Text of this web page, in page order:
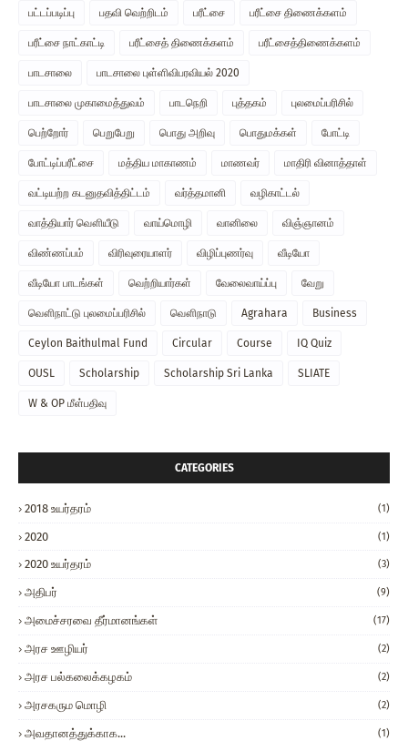
பட்டப்படிப்பு பதவி வெற்றிடம் பரீட்சை பரீட்சை திணைக்களம்
பரீட்சை நாட்காட்டி பரீட்சைத் திணைக்களம் பரீட்சைத்திணைக்களம்
பாடசாலை பாடசாலை புள்ளிவிபரவியல் 2020
பாடசாலை முகாமைத்துவம் பாடநெறி புத்தகம் புலமைப்பரிசில்
பெற்றோர் பெறுபேறு பொது அறிவு பொதுமக்கள் போட்டி
போட்டிப்பரீட்சை மத்திய மாகாணம் மாணவர் மாதிரி வினாத்தாள்
வட்டியற்ற கடனுதவித்திட்டம் வர்த்தமானி வழிகாட்டல்
வாத்தியார் வௌியீடு வாய்மொழி வானிலை விஞ்ஞானம்
விண்ணப்பம் விரிவுரையாளர் விழிப்புணர்வு வீடியோ
வீடியோ பாடங்கள் வெற்றியார்கள் வேலைவாய்ப்பு வேறு
வௌிநாட்டு புலமைப்பரிசில் வௌிநாடு Agrahara Business
Ceylon Baithulmal Fund Circular Course IQ Quiz
OUSL Scholarship Scholarship Sri Lanka SLIATE
W & OP மீள்பதிவு
CATEGORIES
2018 உயர்தரம் (1)
2020 (1)
2020 உயர்தரம் (3)
அதிபர் (9)
அமைச்சரவை தீர்மானங்கள் (17)
அரச ஊழியர் (2)
அரச பல்கலைக்கழகம் (2)
அரசகரும மொழி (2)
அவதானத்துக்காக... (1)